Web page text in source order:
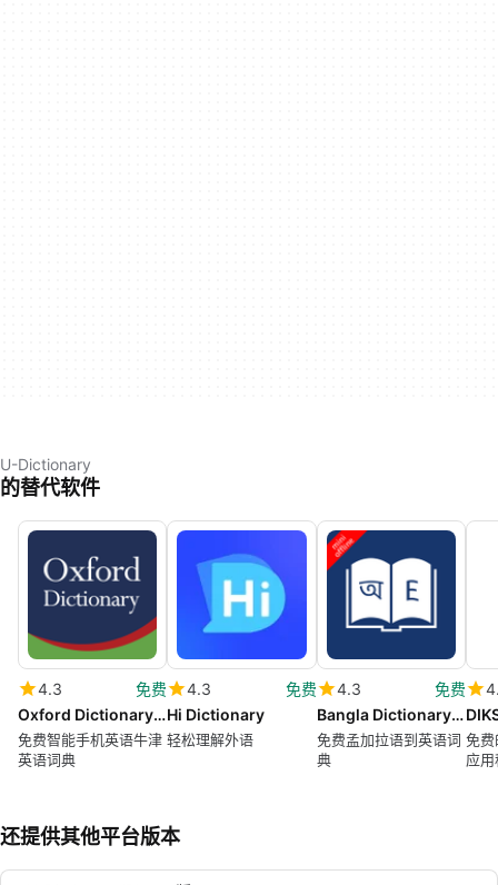
U-Dictionary
的替代软件
4.3
免费
Oxford Dictionary of English FREE
免费智能手机英语牛津
英语词典
4.3
免费
Hi Dictionary
轻松理解外语
4.3
免费
Bangla Dictionary Offline
免费孟加拉语到英语词
典
免
应
还提供其他平台版本